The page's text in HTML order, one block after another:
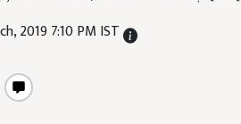
2019 7:10 PM IST